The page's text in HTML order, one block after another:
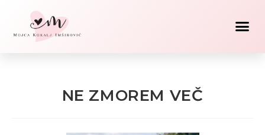
NE ZMOREM VEČ